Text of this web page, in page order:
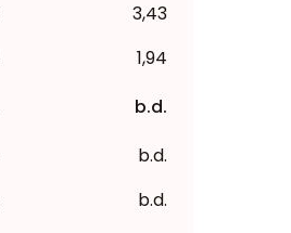
3,43
1,94
b.d.
b.d.
b.d.